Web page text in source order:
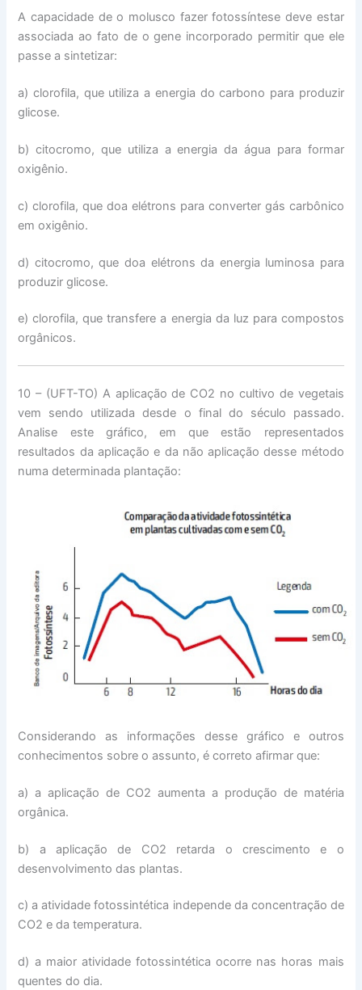
A capacidade de o molusco fazer fotossíntese deve estar
associada ao fato de o gene incorporado permitir que ele
passe a sintetizar:
a) clorofila, que utiliza a energia do carbono para produzir
glicose.
b) citocromo, que utiliza a energia da água para formar
oxigênio.
c) clorofila, que doa elétrons para converter gás carbônico
em oxigênio.
d) citocromo, que doa elétrons da energia luminosa para
produzir glicose.
e) clorofila, que transfere a energia da luz para compostos
orgânicos.
10 – (UFT-TO) A aplicação de CO2 no cultivo de vegetais
vem sendo utilizada desde o final do século passado.
Analise este gráfico, em que estão representados
resultados da aplicação e da não aplicação desse método
numa determinada plantação:
Considerando as informações desse gráfico e outros
conhecimentos sobre o assunto, é correto afirmar que:
a) a aplicação de CO2 aumenta a produção de matéria
orgânica.
b) a aplicação de CO2 retarda o crescimento e o
desenvolvimento das plantas.
c) a atividade fotossintética independe da concentração de
CO2 e da temperatura.
d) a maior atividade fotossintética ocorre nas horas mais
quentes do dia.